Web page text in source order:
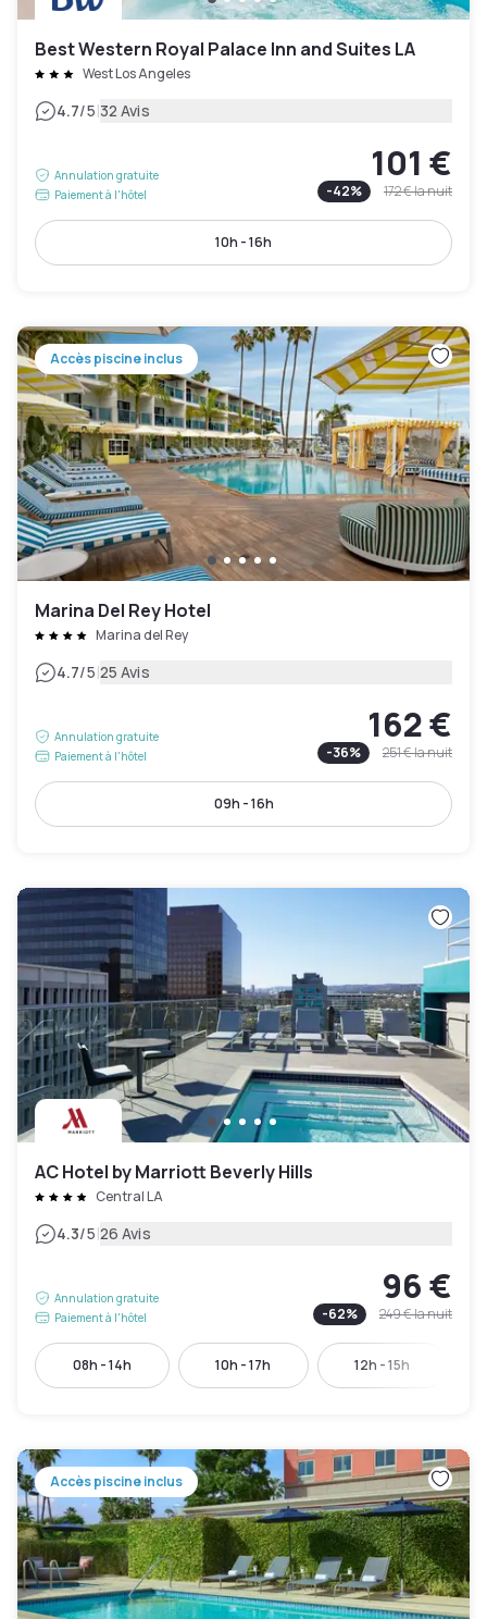
Best Western Royal Palace Inn and Suites LA
West Los Angeles
4.7/5|32 Avis
Annulation gratuite
Paiement à l'hôtel
101 €
-42% 172 €la nuit
10h - 16h
Accès piscine inclus
Marina Del Rey Hotel
Marina del Rey
4.7/5|25 Avis
Annulation gratuite
Paiement à l'hôtel
162 €
-36% 251 €la nuit
09h - 16h
AC Hotel by Marriott Beverly Hills
Central LA
4.3/5|26 Avis
Annulation gratuite
Paiement à l'hôtel
96 €
-62% 249 €la nuit
08h - 14h 10h - 17h 12h - 15h
Accès piscine inclus